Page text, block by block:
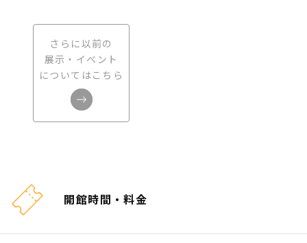
さらに以前の
展示・イベント
についてはこちら
開館時間・料金